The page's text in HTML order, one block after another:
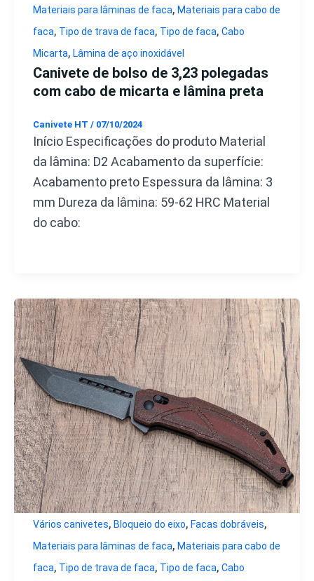
Materiais para lâminas de faca, Materiais para cabo de
faca, Tipo de trava de faca, Tipo de faca, Cabo
Micarta, Lâmina de aço inoxidável
Canivete de bolso de 3,23 polegadas
com cabo de micarta e lâmina preta
Canivete HT / 07/10/2024
Início Especificações do produto Material
da lâmina: D2 Acabamento da superfície:
Acabamento preto Espessura da lâmina: 3
mm Dureza da lâmina: 59-62 HRC Material
do cabo:
Vários canivetes, Bloqueio do eixo, Facas dobráveis,
Materiais para lâminas de faca, Materiais para cabo de
faca, Tipo de trava de faca, Tipo de faca, Cabo